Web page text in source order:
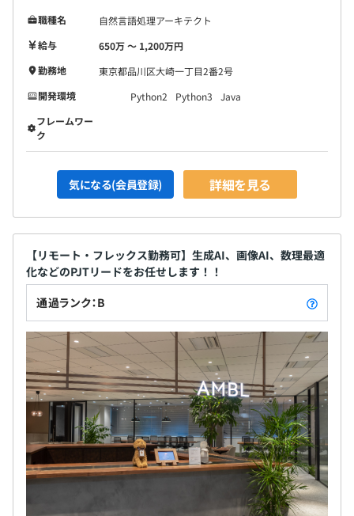
職種名
自然言語処理アーキテクト
給与
650万 〜 1,200万円
勤務地
東京都品川区大崎一丁目2番2号
開発環境
Python2 Python3
Java
フレームワー
ク
気になる(会員登録) 詳細を見る
【リモート・フレックス勤務可】生成AI、画像AI、数理最適
化などのPJTリードをお任せします！！
通過ランク：B